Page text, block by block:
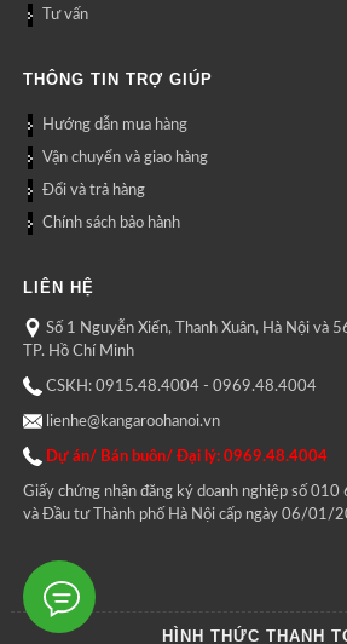
Tư vấn
THÔNG TIN TRỢ GIÚP
Hướng dẫn mua hàng
Vận chuyển và giao hàng
Đổi và trả hàng
Chính sách bảo hành
LIÊN HỆ
Số 1 Nguyễn Xiển, Thanh Xuân, Hà Nội và
TP. Hồ Chí Minh
CSKH: 0915.48.4004 - 0969.48.4004
lienhe@kangaroohanoi.vn
Dự án/ Bán buôn/ Đại lý: 0969.48.4004
Giấy chứng nhận đăng ký doanh nghiệp số
và Đầu tư Thành phố Hà Nội cấp ngày 06/01/
HÌNH THỨC THANH